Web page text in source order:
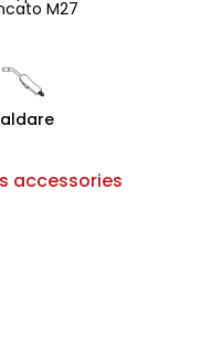
M27
accessories